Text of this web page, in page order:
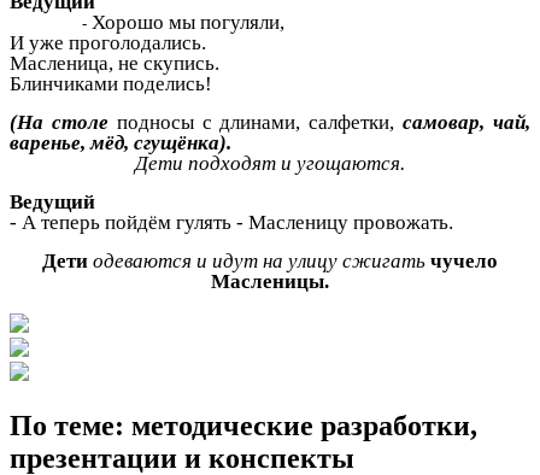
Хорошо мы погуляли,
И уже проголодались.
Масленица, не скупись.
Блинчиками поделись!
(На столе подносы с длинами, салфетки,самовар, чай,
варенье, мёд, сгущёнка).
Дети подходят и угощаются.
Ведущий
- А теперь пойдём гулять - Масленицу провожать.
Дети одеваются и идут на улицу сжигать чучело
Масленицы.
По теме: методические разработки,
презентации и конспекты